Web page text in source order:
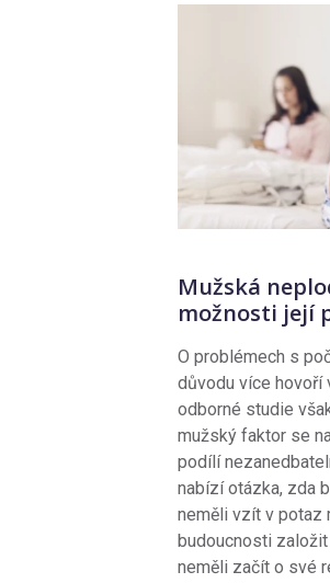
Mužská
možnosti její
O problémech s
důvodu více hovoří
odborné studie
mužský faktor se
podílí
nabízí otázka, zda
neměli vzít v potaz
budoucnosti
neměli začít o své